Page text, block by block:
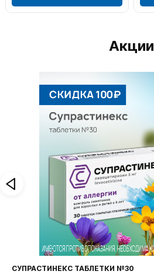
Акции
СУПРАСТИНЕКС ТАБЛЕТКИ №30